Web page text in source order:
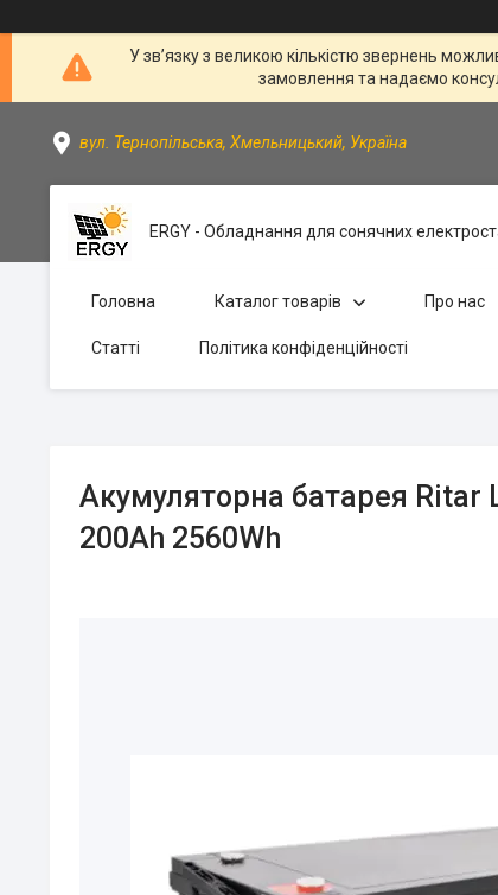
У зв’язку з великою кількістю звернень
замовлення та надаємо
вул. Тернопільська, Хмельницький, Україна
ERGY - Обладнання для сонячних
Головна Каталог товарів Про нас
Статті Політика конфіденційності
Акумуляторна батарея Ritar
200Ah 2560Wh